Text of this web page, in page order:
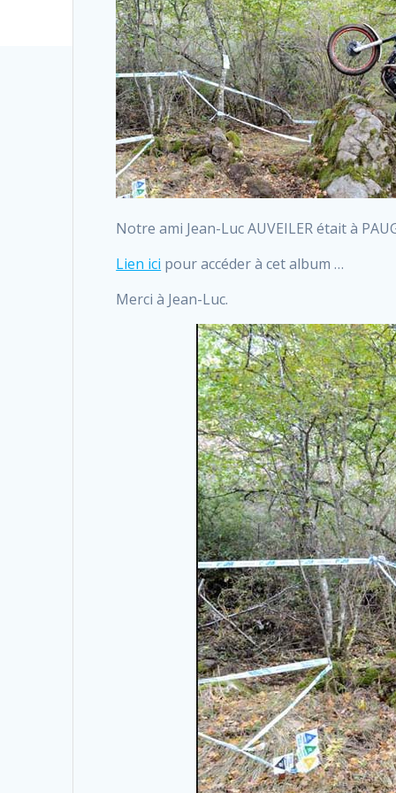
Notre ami Jean-Luc AUVEILER était à
Lien ici pour accéder à cet album …
Merci à Jean-Luc.